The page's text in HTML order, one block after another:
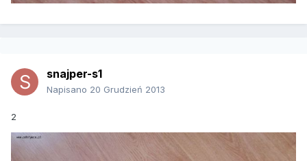
snajper-s1
Napisano 20 Grudzień 2013
2